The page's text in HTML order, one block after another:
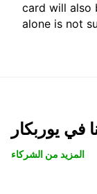
card will also
alone is not
في يوربكار
المزيد من الشركاء